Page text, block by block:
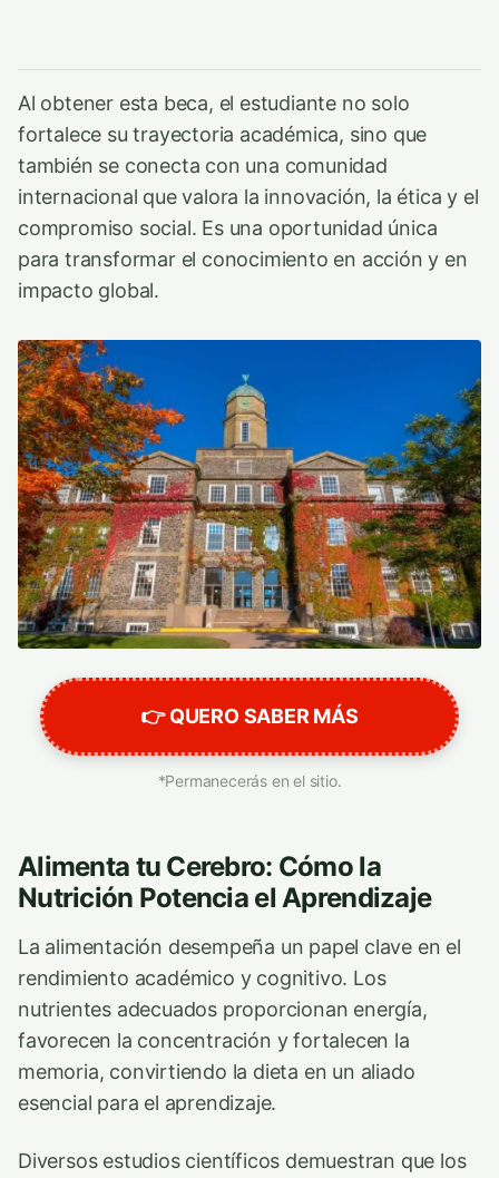
Al obtener esta beca, el estudiante no solo
fortalece su trayectoria académica, sino que
también se conecta con una comunidad
internacional que valora la innovación, la ética y el
compromiso social. Es una oportunidad única
para transformar el conocimiento en acción y en
impacto global.
👉 QUERO SABER MÁS
*Permanecerás en el sitio.
Alimenta tu Cerebro: Cómo la
Nutrición Potencia el Aprendizaje
La alimentación desempeña un papel clave en el
rendimiento académico y cognitivo. Los
nutrientes adecuados proporcionan energía,
favorecen la concentración y fortalecen la
memoria, convirtiendo la dieta en un aliado
esencial para el aprendizaje.
Diversos estudios científicos demuestran que los